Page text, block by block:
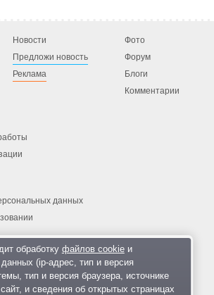
Новости
Предложи новость
Реклама
Фото
Форум
Блоги
Комментарии
данных
применяются рекомендательные
обработку файлов cookieи
(ip-адрес, тип и версия
тип и версия браузера, источнике
и сведения об открытых страницах